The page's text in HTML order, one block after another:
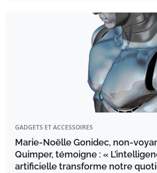
GADGETS ET ACCESSOIRES
Marie-Noëlle Gonidec, non-
Quimper, témoigne : «
artificielle transforme notre